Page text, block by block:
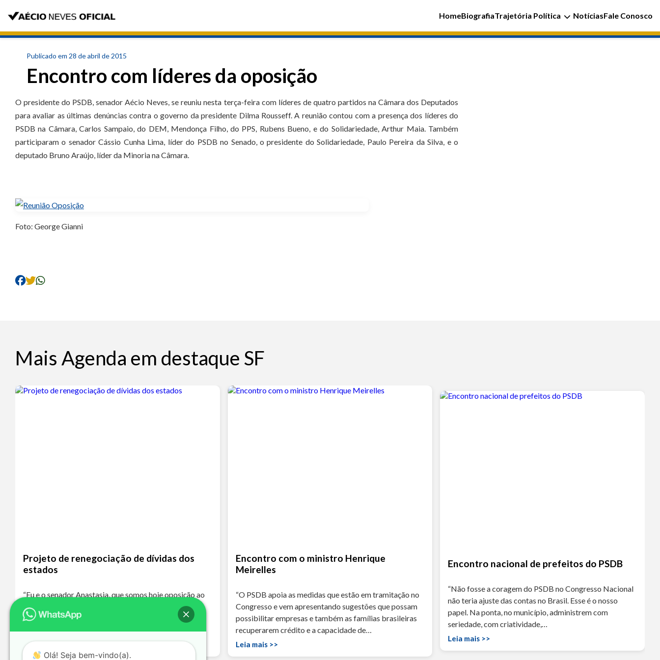
HomeBiografiaTrajetória Política NotíciasFale Conosco
Publicado em 28 de abril de 2015
Encontro com líderes da oposição
O presidente do PSDB, senador Aécio Neves, se reuniu nesta terça-feira com líderes de quatro partidos na Câmara dos Deputados
para avaliar as últimas denúncias contra o governo da presidente Dilma Rousseff. A reunião contou com a presença dos líderes do
PSDB na Câmara, Carlos Sampaio, do DEM, Mendonça Filho, do PPS, Rubens Bueno, e do Solidariedade, Arthur Maia. Também
participaram o senador Cássio Cunha Lima, líder do PSDB no Senado, o presidente do Solidariedade, Paulo Pereira da Silva, e o
deputado Bruno Araújo, líder da Minoria na Câmara.
Foto: George Gianni
Mais Agenda em destaque SF
Projeto de renegociação de dívidas dos
estados
“Eu e o senador Anastasia, que somos hoje oposição ao
governo de Minas Gerais, que é de um partido de
oposição ao nosso, o PT, votaremos a favor dessa
proposta…
Leia mais >>
Encontro com o ministro Henrique
Meirelles
“O PSDB apoia as medidas que estão em tramitação no
Congresso e vem apresentando sugestões que possam
possibilitar empresas e também as famílias brasileiras
recuperarem crédito e a capacidade de…
Leia mais >>
Encontro nacional de prefeitos do PSDB
“Não fosse a coragem do PSDB no Congresso Nacional
não teria ajuste das contas no Brasil. Esse é o nosso
papel. Na ponta, no município, administrem com
seriedade, com criatividade,…
Leia mais >>
Olá! Seja bem-vindo(a).